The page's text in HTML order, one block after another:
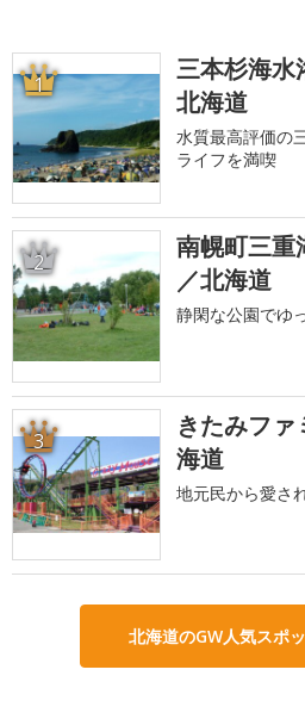
1
三本杉海水
北海道
水質最高評価の
ライフを満喫
2
南幌町三重
／北海道
静閑な公園でゆ
3
きたみフ
海道
地元民から愛さ
北海道のGW人気スポ